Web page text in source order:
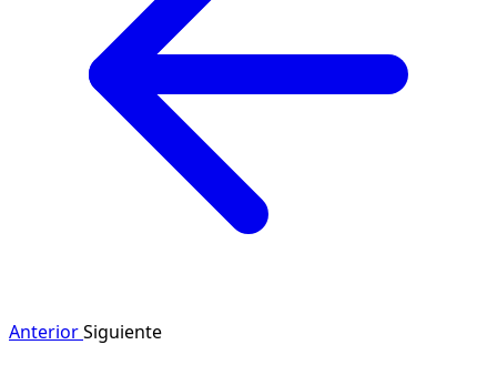
AnteriorSiguiente